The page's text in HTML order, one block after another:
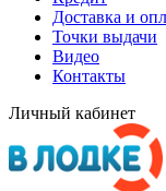
Доставка и
Точки выдачи
Видео
Контакты
Личный кабинет